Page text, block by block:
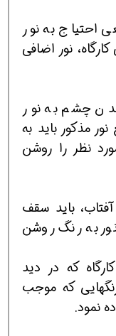
احتیاج به نور
نور اضافی
شدن چشم به نور
مذکور باید به
نظر را روشن
آفتاب، باید سقف
به رنگ روشن
که در دید
که موجب
نمود.